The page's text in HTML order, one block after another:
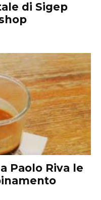
di Sigep
Paolo Riva le